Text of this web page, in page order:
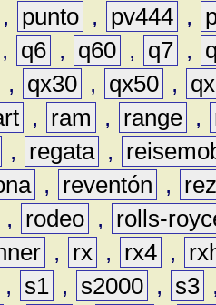
, punto , pv444 ,
, q6 , q60 , q7 ,
, qx30 , qx50 ,
, ram , range ,
, regata ,
, reventón ,
, rodeo ,
rolls-
, rx , rx4 ,
, s1 , s2000 , s3